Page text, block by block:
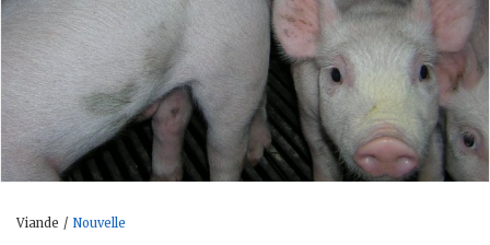
Viande Nouvelle